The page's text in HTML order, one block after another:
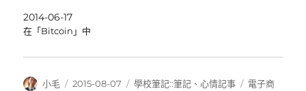
2014-06-17
在「Bitcoin」中
作
小毛
發
2015-08-07
分
學校筆記::筆記 、 心情記事
標
電子商